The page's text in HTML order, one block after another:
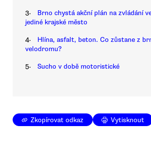
3.
Brno chystá akční plán na zvládání
jediné krajské město
4.
Hlína, asfalt, beton. Co zůstane z
velodromu?
5. Sucho v době motoristické
Zkopírovat odkaz Vytisknout